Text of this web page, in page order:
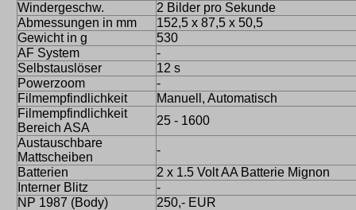
Windergeschw.
2 Bilder pro Sekunde
Abmessungen in mm
152,5 x 87,5 x 50,5
Gewicht in g
530
AF System
-
Selbstauslöser
12 s
Powerzoom
-
Filmempfindlichkeit
Manuell, Automatisch
Filmempfindlichkeit
Bereich ASA
25 - 1600
Austauschbare
Mattscheiben
-
Batterien
2 x 1.5 Volt AA Batterie Mignon
Interner Blitz
-
NP 1987 (Body)
250,- EUR